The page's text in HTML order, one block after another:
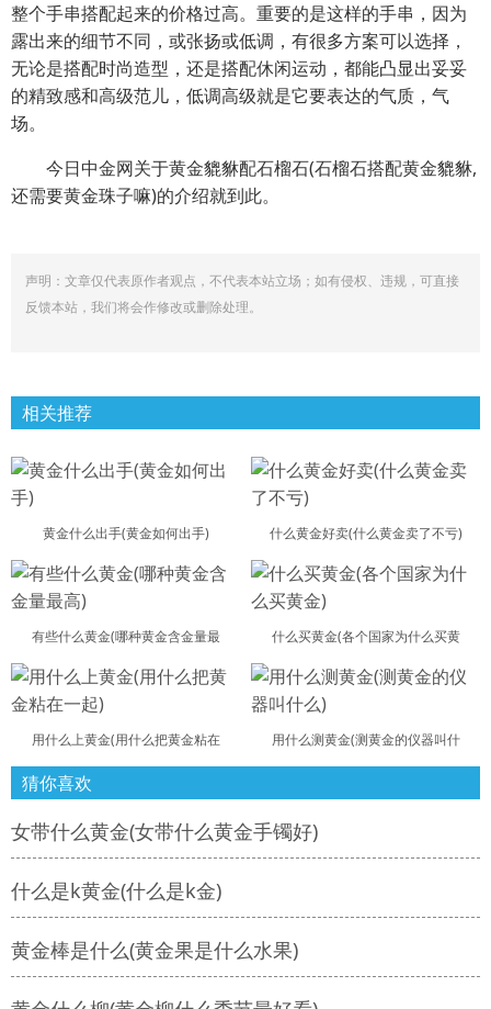
整个手串搭配起来的价格过高。重要的是这样的手串，因为
露出来的细节不同，或张扬或低调，有很多方案可以选择，
无论是搭配时尚造型，还是搭配休闲运动，都能凸显出妥妥
的精致感和高级范儿，低调高级就是它要表达的气质，气
场。
今日中金网关于黄金貔貅配石榴石(石榴石搭配黄金貔貅,
还需要黄金珠子嘛)的介绍就到此。
声明：文章仅代表原作者观点，不代表本站立场；如有侵权、违规，可直接
反馈本站，我们将会作修改或删除处理。
相关推荐
黄金什么出手(黄金如何出手) 什么黄金好卖(什么黄金卖了不亏)
有些什么黄金(哪种黄金含金量最 什么买黄金(各个国家为什么买黄
用什么上黄金(用什么把黄金粘在 用什么测黄金(测黄金的仪器叫什
猜你喜欢
女带什么黄金(女带什么黄金手镯好)
什么是k黄金(什么是k金)
黄金棒是什么(黄金果是什么水果)